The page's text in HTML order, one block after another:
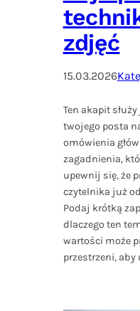
zdjęć
15.03.2026
Ten akapit
twojego posta
omówienia
zagadnienia,
upewnij się, że
czytelnika już
Podaj krótką
dlaczego ten
wartości może
przestrzeni,